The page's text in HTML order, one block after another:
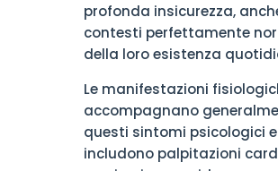
profonda insicurezza,
contesti perfettamente
della loro esistenza
Le manifestazioni
accompagnano
questi sintomi psicologici e
includono palpitazioni